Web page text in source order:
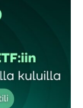
Pakolliset